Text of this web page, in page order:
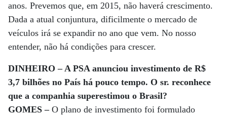
anos. Prevemos que, em 2015, não haverá crescimento.
Dada a atual conjuntura, dificilmente o mercado de
veículos irá se expandir no ano que vem. No nosso
entender, não há condições para crescer.
DINHEIRO – A PSA anunciou investimento de R$
3,7 bilhões no País há pouco tempo. O sr. reconhece
que a companhia superestimou o Brasil?
GOMES – O plano de investimento foi formulado